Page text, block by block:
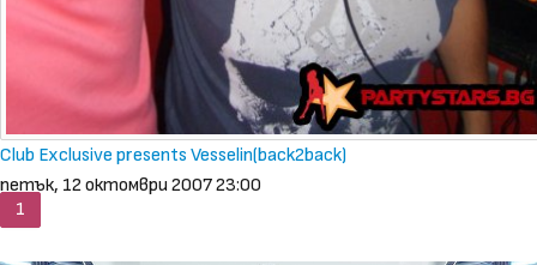
Club Exclusive presents Vesselin(back2back)
петък, 12 октомври 2007 23:00
1